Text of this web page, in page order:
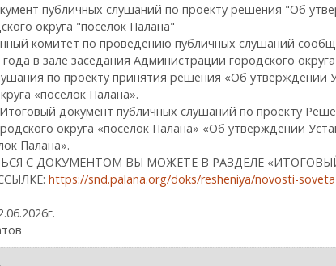
публичных слушаний по проекту решения "Об
округа "поселок Палана"
комитет по проведению публичных слушаний
в зале заседания Администрации городского
по проекту принятия решения «Об утверждении
«поселок Палана».
документ публичных слушаний по проекту
округа «поселок Палана» «Об утверждении
Палана».
С ДОКУМЕНТОМ ВЫ МОЖЕТЕ В РАЗДЕЛЕ
https://snd.palana.org/doks/resheniya/novosti-